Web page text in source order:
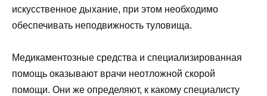
искусственное дыхание, при этом необходимо
обеспечивать неподвижность туловища.
Медикаментозные средства и специализированная
помощь оказывают врачи неотложной скорой
помощи. Они же определяют, к какому специалисту